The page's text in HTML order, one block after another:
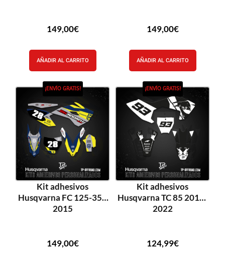
149,00€
AÑADIR AL CARRITO
149,00€
AÑADIR AL CARRITO
¡ENVÍO GRATIS!
Kit adhesivos
Husqvarna FC 125-350
2015
149,00€
¡ENVÍO GRATIS!
Kit adhesivos
Husqvarna TC 85 2018-
2022
124,99€